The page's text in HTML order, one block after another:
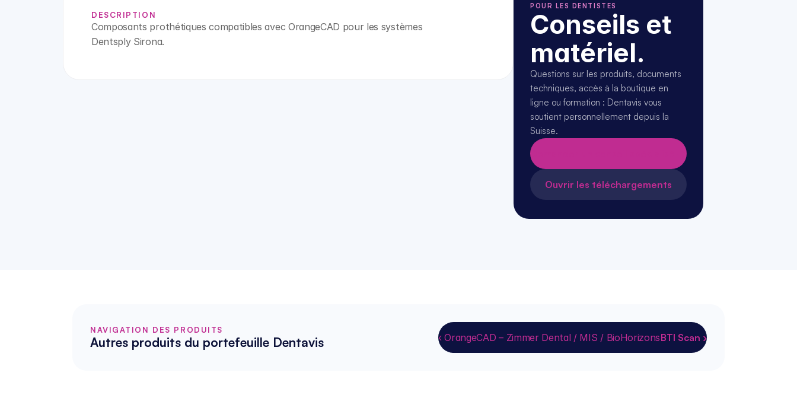
DESCRIPTION
Composants prothétiques compatibles avec OrangeCAD pour les systèmes
Dentsply Sirona.
POUR LES DENTISTES
Conseils et
matériel.
Questions sur les produits, documents
techniques, accès à la boutique en
ligne ou formation : Dentavis vous
soutient personnellement depuis la
Suisse.
Demander un conseil spécialisé →
Ouvrir les téléchargements
NAVIGATION DES PRODUITS
Autres produits du portefeuille Dentavis ‹ OrangeCAD – Zimmer Dental / MIS / BioHorizonsBTI Scan ›